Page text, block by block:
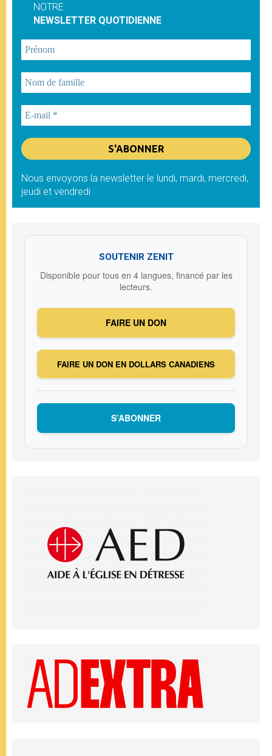
NOTRE
NEWSLETTER QUOTIDIENNE
Nous envoyons la newsletter le lundi, mardi, mercredi,
jeudi et vendredi
SOUTENIR ZENIT
Disponible pour tous en 4 langues, financé par les
lecteurs.
FAIRE UN DON
FAIRE UN DON EN DOLLARS CANADIENS
S’ABONNER